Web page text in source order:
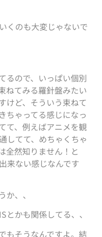
くのも大変じゃないで
るので、いっぱい個別
ねてみる羅針盤みたい
けど、そういう束ねて
ちゃってる感じになっ
て、例えばアニメを観
してて、めちゃくちゃ
全然知りません！と
来ない感じなんです
、、
かも関係してる、、
もそうなんですよ。結